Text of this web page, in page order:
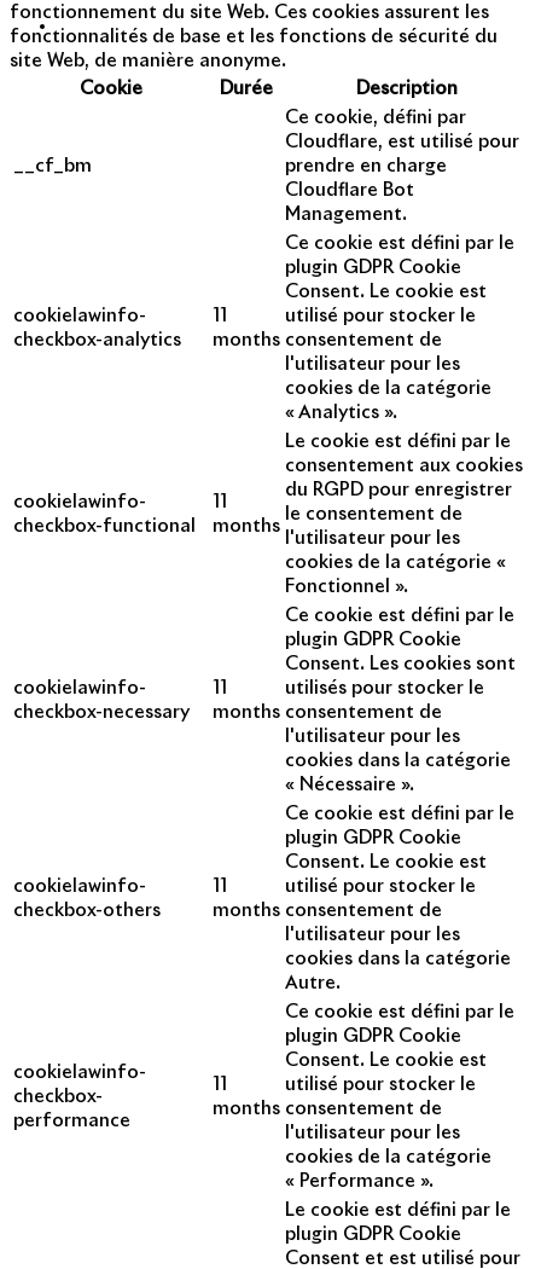
fonctionnement du site Web. Ces cookies assurent les
fonctionnalités de base et les fonctions de sécurité du
site Web, de manière anonyme.
Cookie
Durée Description
__cf_bm
Ce cookie, défini par
Cloudflare, est utilisé pour
prendre en charge
Cloudflare Bot
Management.
cookielawinfo-
checkbox-analytics
months
Ce cookie est défini par le
plugin GDPR Cookie
Consent. Le cookie est
utilisé pour stocker le
consentement de
l'utilisateur pour les
cookies de la catégorie
« Analytics ».
cookielawinfo-
checkbox-functional
months
Le cookie est défini par le
consentement aux cookies
du RGPD pour enregistrer
le consentement de
l'utilisateur pour les
cookies de la catégorie «
Fonctionnel ».
cookielawinfo-
checkbox-necessary
months
Ce cookie est défini par le
plugin GDPR Cookie
Consent. Les cookies sont
utilisés pour stocker le
consentement de
l'utilisateur pour les
cookies dans la catégorie
« Nécessaire ».
cookielawinfo-
checkbox-others
months
Ce cookie est défini par le
plugin GDPR Cookie
Consent. Le cookie est
utilisé pour stocker le
consentement de
l'utilisateur pour les
cookies dans la catégorie
Autre.
cookielawinfo-
checkbox-
performance
months
Ce cookie est défini par le
plugin GDPR Cookie
Consent. Le cookie est
utilisé pour stocker le
consentement de
l'utilisateur pour les
cookies de la catégorie
« Performance ».
Le cookie est défini par le
plugin GDPR Cookie
Consent et est utilisé pour